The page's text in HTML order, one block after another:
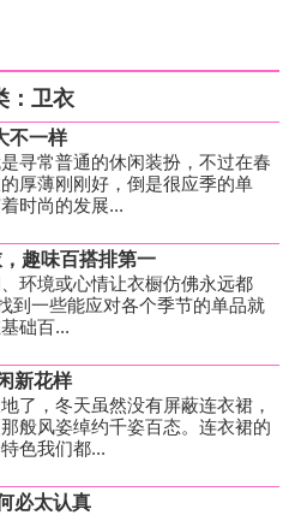
：卫衣
不一样
寻常普通的休闲装扮，不过在春
厚薄刚刚好，倒是很应季的单
时尚的发展...
趣味百搭排第一
环境或心情让衣橱仿佛永远都
到一些能应对各个季节的单品就
础百...
新花样
了，冬天虽然没有屏蔽连衣裙，
般风姿绰约千姿百态。连衣裙的
色我们都...
必太认真